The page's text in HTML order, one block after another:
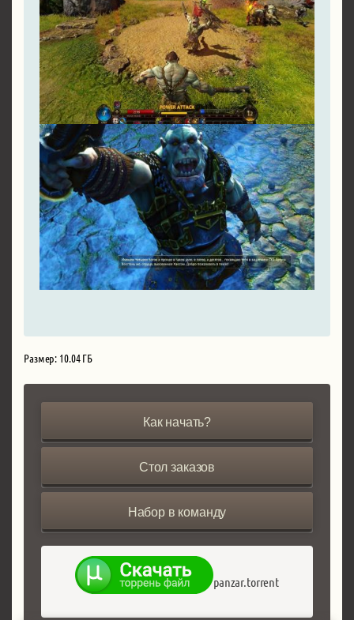
Размер: 10.04 ГБ
Как начать?
Стол заказов
Набор в команду
panzar.torrent